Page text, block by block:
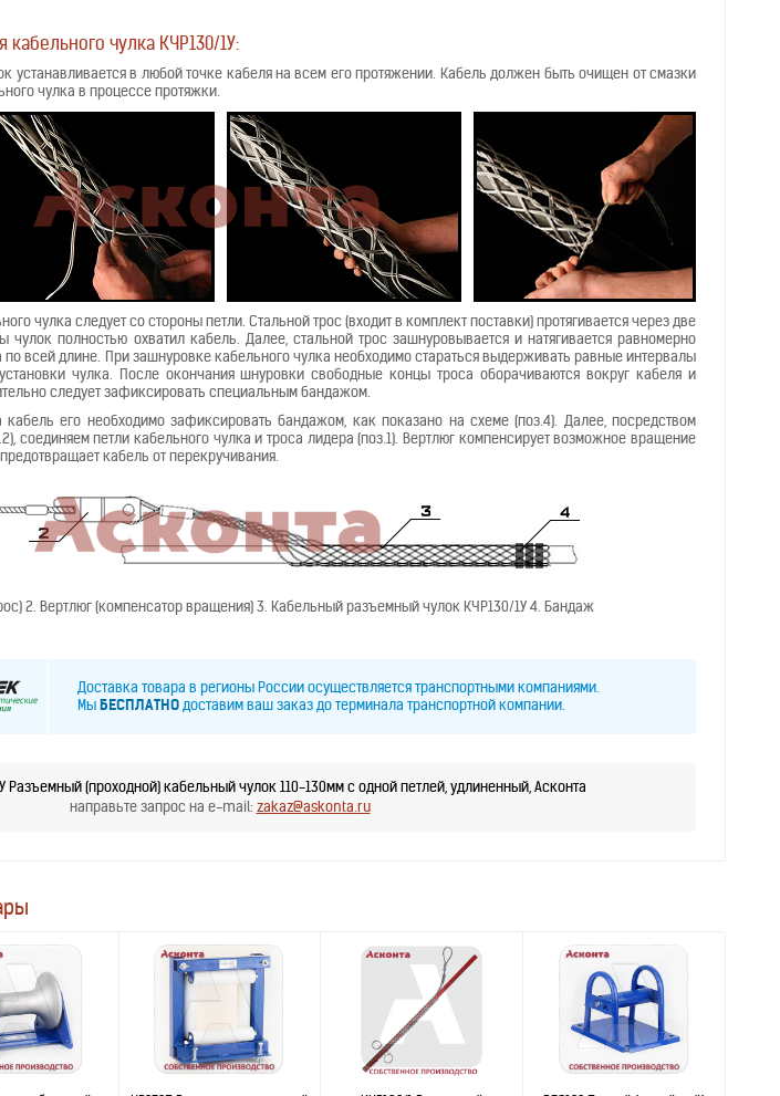
чулка КЧР130/1У:
устанавливается в любой точке кабеля на всем его протяжении. Кабель должен быть очищен от смазки
чулка в процессе протяжки.
чулка следует со стороны петли. Стальной трос (входит в комплект поставки) протягивается через две
чулок полностью охватил кабель. Далее, стальной трос зашнуровывается и натягивается равномерно
всей длине. При зашнуровке кабельного чулка необходимо стараться выдерживать равные интервалы
чулка. После окончания шнуровки свободные концы троса оборачиваются вокруг кабеля и
следует зафиксировать специальным бандажом.
кабель его необходимо зафиксировать бандажом, как показано на схеме (поз.4). Далее, посредством
соединяем петли кабельного чулка и троса лидера (поз.1). Вертлюг компенсирует возможное вращение
кабель от перекручивания.
2. Вертлюг (компенсатор вращения) 3. Кабельный разъемный чулок КЧР130/1У 4. Бандаж
Доставка товара в регионы России осуществляется транспортными компаниями.
МыБЕСПЛАТНОдоставим ваш заказ до терминала транспортной компании.
Разъемный (проходной) кабельный чулок 110-130мм с одной петлей, удлиненный, Асконта
направьте запрос на e-mail: zakaz@askonta.ru